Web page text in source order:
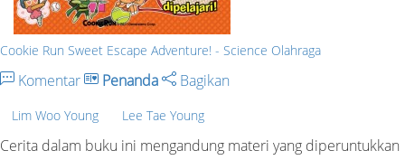
Cookie Run Sweet Escape Adventure! - Science Olahraga
Komentar Penanda Bagikan
Lim Woo Young Lee Tae Young
Cerita dalam buku ini mengandung materi yang diperuntukkan